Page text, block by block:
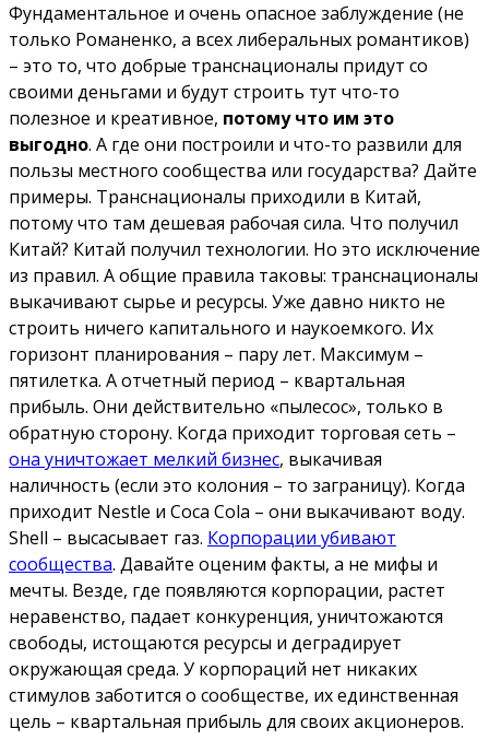
Фундаментальное и очень опасное заблуждение (не
только Романенко, а всех либеральных романтиков)
– это то, что добрые транснационалы придут со
своими деньгами и будут строить тут что-то
полезное и креативное, потому что им это
выгодно. А где они построили и что-то развили для
пользы местного сообщества или государства? Дайте
примеры. Транснационалы приходили в Китай,
потому что там дешевая рабочая сила. Что получил
Китай? Китай получил технологии. Но это исключение
из правил. А общие правила таковы: транснационалы
выкачивают сырье и ресурсы. Уже давно никто не
строить ничего капитального и наукоемкого. Их
горизонт планирования – пару лет. Максимум –
пятилетка. А отчетный период – квартальная
прибыль. Они действительно «пылесос», только в
обратную сторону. Когда приходит торговая сеть –
она уничтожает мелкий бизнес, выкачивая
наличность (если это колония – то заграницу). Когда
приходит Nestle и Coca Cola – они выкачивают воду.
Shell – высасывает газ. Корпорации убивают
сообщества. Давайте оценим факты, а не мифы и
мечты. Везде, где появляются корпорации, растет
неравенство, падает конкуренция, уничтожаются
свободы, истощаются ресурсы и деградирует
окружающая среда. У корпораций нет никаких
стимулов заботится о сообществе, их единственная
цель – квартальная прибыль для своих акционеров.